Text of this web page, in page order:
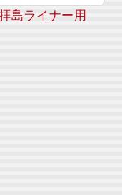
島ライナー用